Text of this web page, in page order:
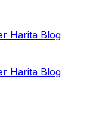
Harita Blog
Harita Blog